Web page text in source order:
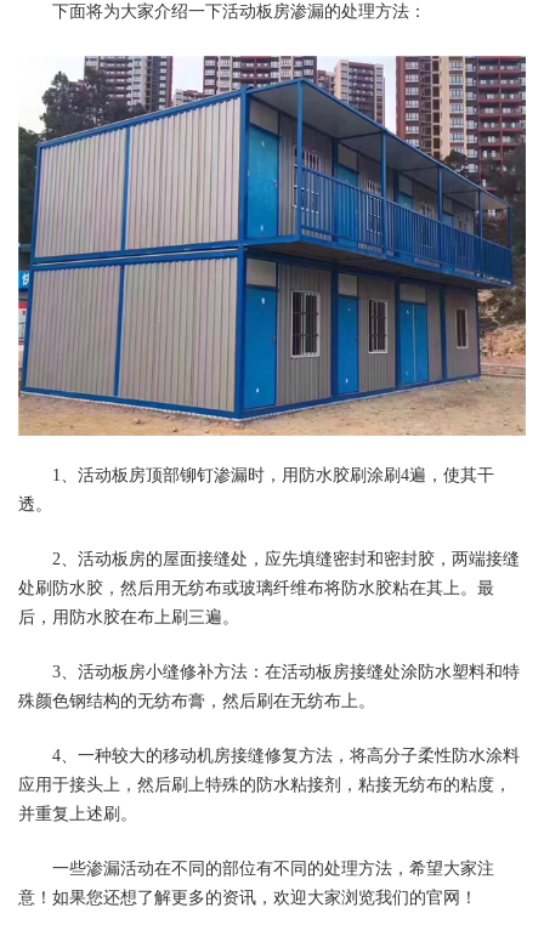
下面将为大家介绍一下活动板房渗漏的处理方法：
1、活动板房顶部铆钉渗漏时，用防水胶刷涂刷4遍，使其干
透。
2、活动板房的屋面接缝处，应先填缝密封和密封胶，两端接缝
处刷防水胶，然后用无纺布或玻璃纤维布将防水胶粘在其上。最
后，用防水胶在布上刷三遍。
3、活动板房小缝修补方法：在活动板房接缝处涂防水塑料和特
殊颜色钢结构的无纺布膏，然后刷在无纺布上。
4、一种较大的移动机房接缝修复方法，将高分子柔性防水涂料
应用于接头上，然后刷上特殊的防水粘接剂，粘接无纺布的粘度，
并重复上述刷。
一些渗漏活动在不同的部位有不同的处理方法，希望大家注
意！如果您还想了解更多的资讯，欢迎大家浏览我们的官网！